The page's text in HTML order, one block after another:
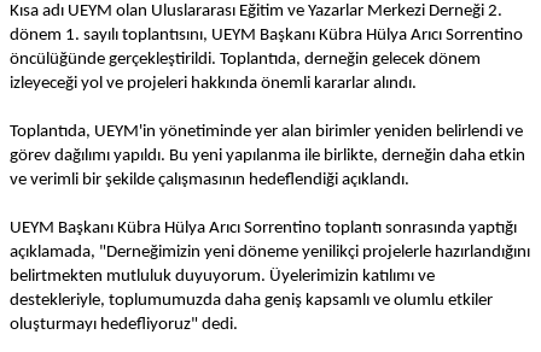
Kısa adı UEYM olan Uluslararası Eğitim ve Yazarlar Merkezi Derneği 2.
dönem 1. sayılı toplantısını, UEYM Başkanı Kübra Hülya Arıcı Sorrentino
öncülüğünde gerçekleştirildi. Toplantıda, derneğin gelecek dönem
izleyeceği yol ve projeleri hakkında önemli kararlar alındı.
Toplantıda, UEYM'in yönetiminde yer alan birimler yeniden belirlendi ve
görev dağılımı yapıldı. Bu yeni yapılanma ile birlikte, derneğin daha etkin
ve verimli bir şekilde çalışmasının hedeflendiği açıklandı.
UEYM Başkanı Kübra Hülya Arıcı Sorrentino toplantı sonrasında yaptığı
açıklamada, "Derneğimizin yeni döneme yenilikçi projelerle hazırlandığını
belirtmekten mutluluk duyuyorum. Üyelerimizin katılımı ve
destekleriyle, toplumumuzda daha geniş kapsamlı ve olumlu etkiler
oluşturmayı hedefliyoruz" dedi.